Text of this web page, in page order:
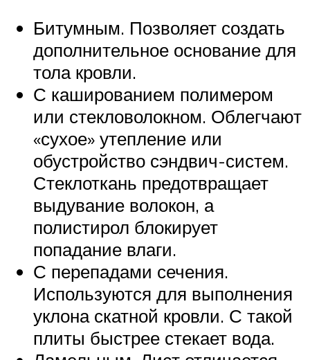
Битумным. Позволяет создать
дополнительное основание для
тола кровли.
С кашированием полимером
или стекловолокном. Облегчают
«сухое» утепление или
обустройство сэндвич-систем.
Стеклоткань предотвращает
выдувание волокон, а
полистирол блокирует
попадание влаги.
С перепадами сечения.
Используются для выполнения
уклона скатной кровли. С такой
плиты быстрее стекает вода.